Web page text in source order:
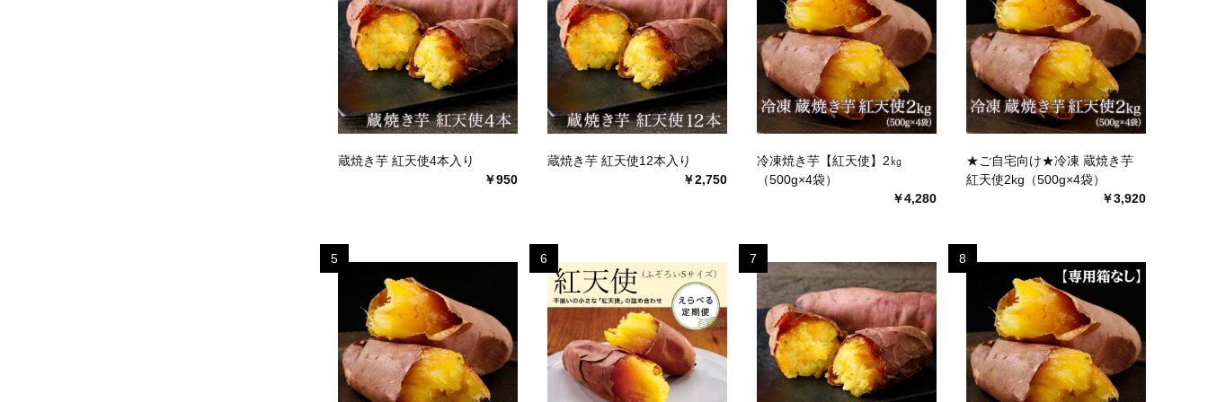
蔵焼き芋 紅天使4本入り
￥950
蔵焼き芋 紅天使12本入り
￥2,750
冷凍焼き芋【紅天使】2㎏
（500g×4袋）
￥4,280
★ご自宅向け★冷凍 蔵焼き芋
紅天使2kg（500g×4袋）
￥3,920
5 6 7 8